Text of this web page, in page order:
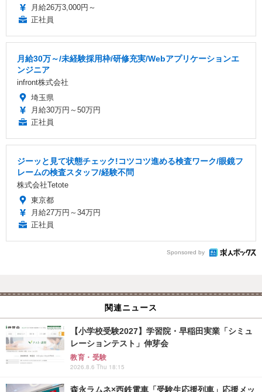
月給26万3,000円～
正社員
月給30万～/未経験採用枠/研修充実/Webアプリケーションエ
ンジニア
infront株式会社
埼玉県
月給30万円～50万円
正社員
ジーッと見て状態チェック!コツコツ進める検査ワーク/眼鏡フ
レームの検査スタッフ/経験不問
株式会社Tetote
東京都
月給27万円～34万円
正社員
Sponsored by
関連ニュース
【小学校受験2027】学習院・早稲田実業「シミュ
レーションテスト」伸芽会
教育・受験
2026.8.6 Thu 18:15
森永ラムネ×西鉄電車「受験生応援列車」応援メッ